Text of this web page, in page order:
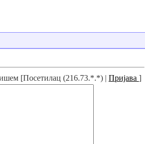
[Посетилац (216.73.*.*) | Пријава ]